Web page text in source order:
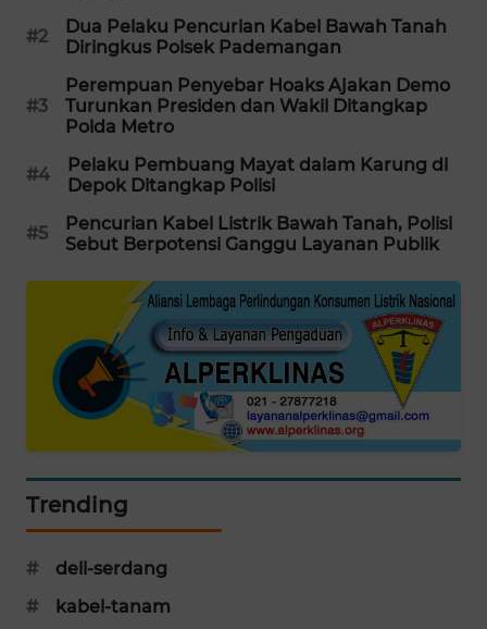
#2
Dua Pelaku Pencurian Kabel Bawah Tanah
Diringkus Polsek Pademangan
#3
Perempuan Penyebar Hoaks Ajakan Demo
Turunkan Presiden dan Wakil Ditangkap
Polda Metro
#4
Pelaku Pembuang Mayat dalam Karung di
Depok Ditangkap Polisi
#5
Pencurian Kabel Listrik Bawah Tanah, Polisi
Sebut Berpotensi Ganggu Layanan Publik
Trending
#
deli-serdang
#
kabel-tanam
OTOMOTIF
WAHANA
HEALTH
WAHANA
DESA
Network
KONSUMEN
LISTRIK
MASYARAKAT
KELISTRIKAN
ID